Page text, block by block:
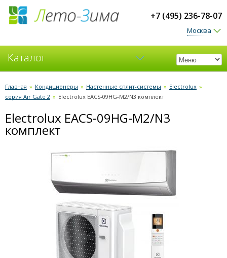
+7 (495) 236-78-07
Москва
Каталог
Кондиционеры
Главная » Кондиционеры » Настенные сплит-системы » Electrolux »
серия Air Gate 2 » Electrolux EACS-09HG-M2/N3 комплект
Electrolux EACS-09HG-M2/N3
комплект